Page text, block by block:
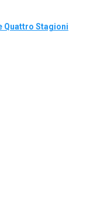
Quattro Stagioni